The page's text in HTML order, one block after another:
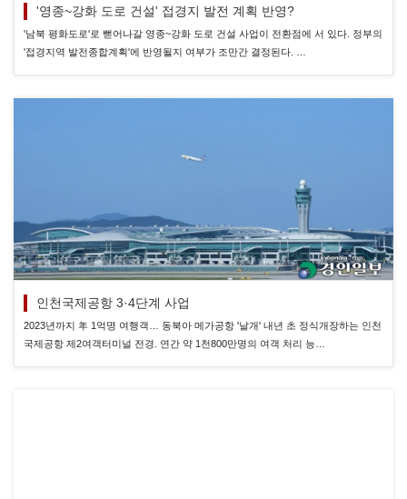
'영종~강화 도로 건설' 접경지 발전 계획 반영?
'남북 평화도로'로 뻗어나갈 영종~강화 도로 건설 사업이 전환점에 서 있다. 정부의
'접경지역 발전종합계획'에 반영될지 여부가 조만간 결정된다. …
인천국제공항 3·4단계 사업
2023년까지 年 1억명 여행객… 동북아 메가공항 '날개' 내년 초 정식개장하는 인천
국제공항 제2여객터미널 전경. 연간 약 1천800만명의 여객 처리 능…